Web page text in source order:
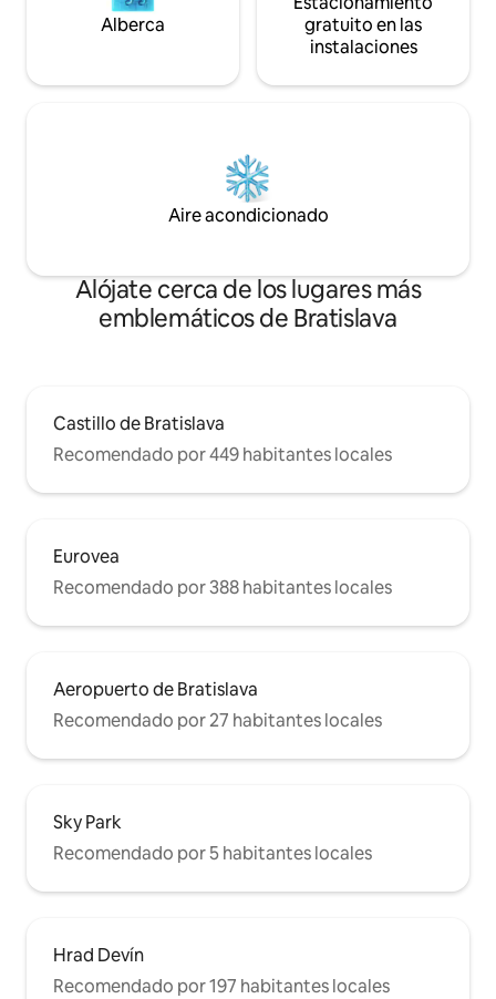
Alberca
gratuito en las
instalaciones
Aire acondicionado
Alójate cerca de los lugares más
emblemáticos de Bratislava
Castillo de Bratislava
Recomendado por 449 habitantes locales
Eurovea
Recomendado por 388 habitantes locales
Aeropuerto de Bratislava
Recomendado por 27 habitantes locales
Sky Park
Recomendado por 5 habitantes locales
Hrad Devín
Recomendado por 197 habitantes locales